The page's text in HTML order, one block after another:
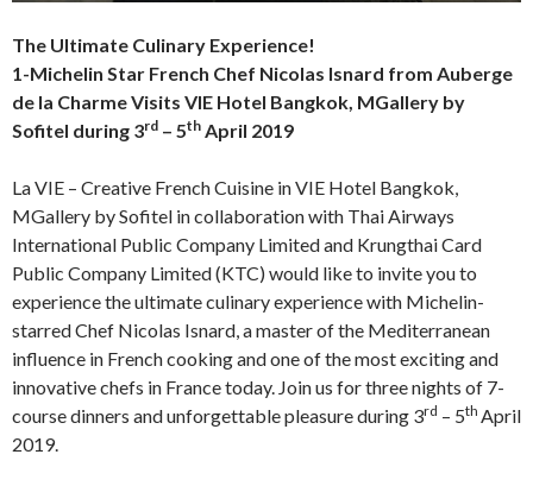
The Ultimate Culinary Experience!
1-Michelin Star French Chef Nicolas Isnard from Auberge
de la Charme Visits VIE Hotel Bangkok, MGallery by
Sofitel during 3rd – 5th April 2019
La VIE – Creative French Cuisine in VIE Hotel Bangkok,
MGallery by Sofitel in collaboration with Thai Airways
International Public Company Limited and Krungthai Card
Public Company Limited (KTC) would like to invite you to
experience the ultimate culinary experience with Michelin-
starred Chef Nicolas Isnard, a master of the Mediterranean
influence in French cooking and one of the most exciting and
innovative chefs in France today. Join us for three nights of 7-
course dinners and unforgettable pleasure during 3rd – 5th April
2019.